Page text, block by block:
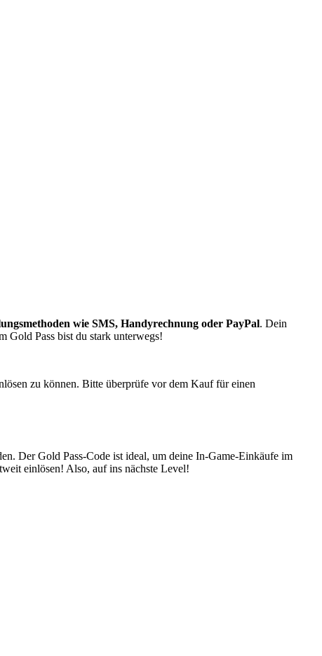
wie SMS, Handyrechnung oder PayPal. Dein
Gold Pass bist du stark unterwegs!
zu können. Bitte überprüfe vor dem Kauf für einen
Der Gold Pass-Code ist ideal, um deine In-Game-Einkäufe im
einlösen! Also, auf ins nächste Level!